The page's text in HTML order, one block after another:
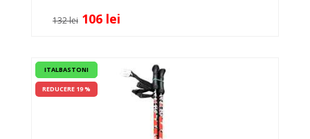
132 lei 106 lei
ITALBASTONI
REDUCERE 19 %